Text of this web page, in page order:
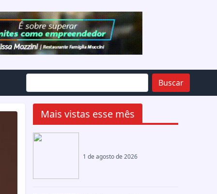
Buscar
Mais vistas esse mês
1 de agosto de 2026